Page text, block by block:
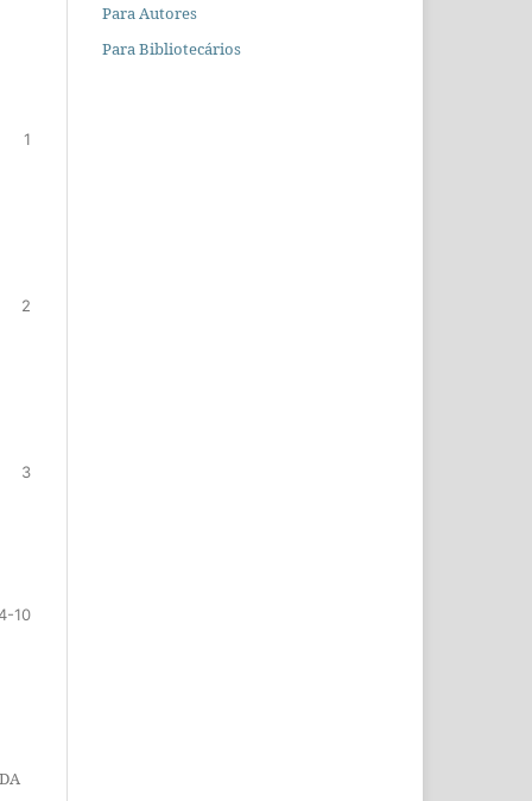
1
2
3
10
Para Autores
Para Bibliotecários